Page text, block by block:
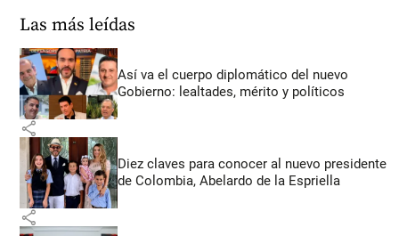
Las más leídas
Así va el cuerpo diplomático del nuevo
Gobierno: lealtades, mérito y políticos
share
Diez claves para conocer al nuevo presidente
de Colombia, Abelardo de la Espriella
share